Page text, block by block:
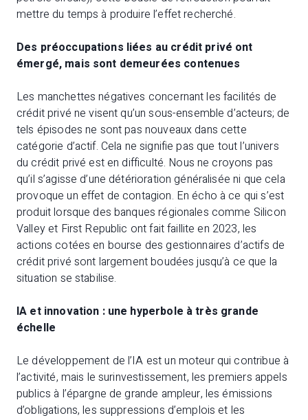
mettre du temps à produire l’effet recherché.
Des préoccupations liées au crédit privé ont
émergé, mais sont demeurées contenues
Les manchettes négatives concernant les facilités de
crédit privé ne visent qu’un sous-ensemble d’acteurs; de
tels épisodes ne sont pas nouveaux dans cette
catégorie d’actif. Cela ne signifie pas que tout l’univers
du crédit privé est en difficulté. Nous ne croyons pas
qu’il s’agisse d’une détérioration généralisée ni que cela
provoque un effet de contagion. En écho à ce qui s’est
produit lorsque des banques régionales comme Silicon
Valley et First Republic ont fait faillite en 2023, les
actions cotées en bourse des gestionnaires d’actifs de
crédit privé sont largement boudées jusqu’à ce que la
situation se stabilise.
IA et innovation : une hyperbole à très grande
échelle
Le développement de l’IA est un moteur qui contribue à
l’activité, mais le surinvestissement, les premiers appels
publics à l’épargne de grande ampleur, les émissions
d’obligations, les suppressions d’emplois et les